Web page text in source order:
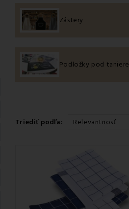
Zástery
Podložky pod taniere
Triediť podľa: Relevantnosť